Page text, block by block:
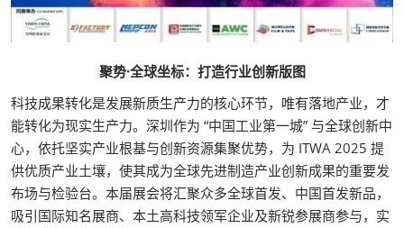
聚势·全球坐标：打造行业创新版图
科技成果转化是发展新质生产力的核心环节，唯有落地产业，才
能转化为现实生产力。深圳作为 “中国工业第一城” 与全球创新中
心，依托坚实产业根基与创新资源集聚优势，为 ITWA 2025 提
供优质产业土壤，使其成为全球先进制造产业创新成果的重要发
布场与检验台。本届展会将汇聚众多全球首发、中国首发新品，
吸引国际知名展商、本土高科技领军企业及新锐参展商参与，实